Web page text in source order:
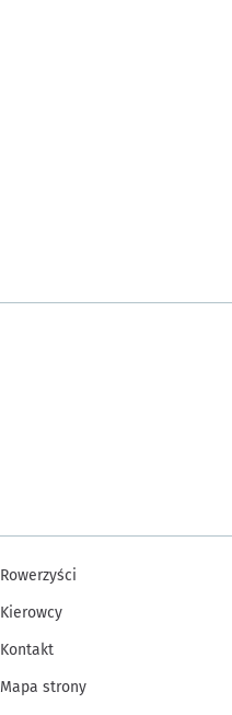
Rowerzyści
Kierowcy
Kontakt
Mapa strony